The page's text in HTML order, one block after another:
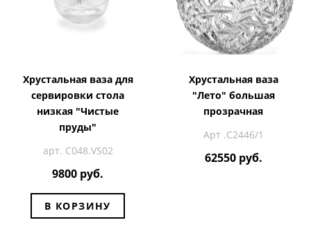
Хрустальная ваза для
сервировки стола
низкая "Чистые
пруды"
арт. C048.VS02
9800 руб.
В КОРЗИНУ
Хрустальная ваза
"Лето" большая
прозрачная
Арт .С2446/1
62550 руб.